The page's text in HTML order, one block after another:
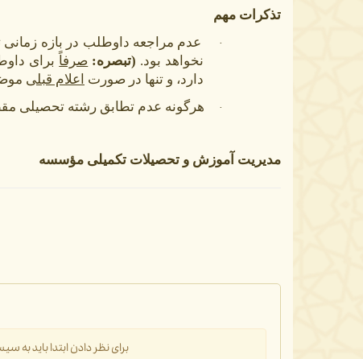
تذکرات مهم
· عدم مراجعه داوطلب در بازه زمانی
نخواهد بود. (تبصره: صرفاً برای
دارد، و تنها در صورت اعلام قبلی
· هرگونه عدم تطابق رشته تحصیلی
مدیریت آموزش و تحصیلات تکمیلی مؤسسه
برای نظر دادن ابتدا باید